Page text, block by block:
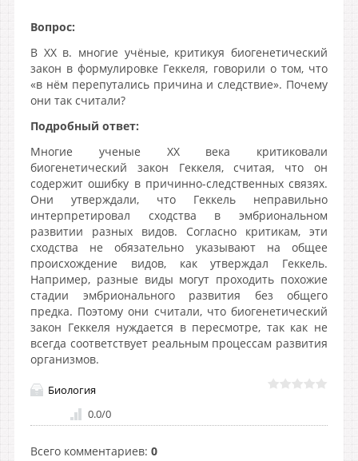
Вопрос:
В XX в. многие учёные, критикуя биогенетический
закон в формулировке Геккеля, говорили о том, что
«в нём перепутались причина и следствие». Почему
они так считали?
Подробный ответ:
Многие ученые XX века критиковали
биогенетический закон Геккеля, считая, что он
содержит ошибку в причинно-следственных связях.
Они утверждали, что Геккель неправильно
интерпретировал сходства в эмбриональном
развитии разных видов. Согласно критикам, эти
сходства не обязательно указывают на общее
происхождение видов, как утверждал Геккель.
Например, разные виды могут проходить похожие
стадии эмбрионального развития без общего
предка. Поэтому они считали, что биогенетический
закон Геккеля нуждается в пересмотре, так как не
всегда соответствует реальным процессам развития
организмов.
Биология
0.0/0
Всего комментариев: 0